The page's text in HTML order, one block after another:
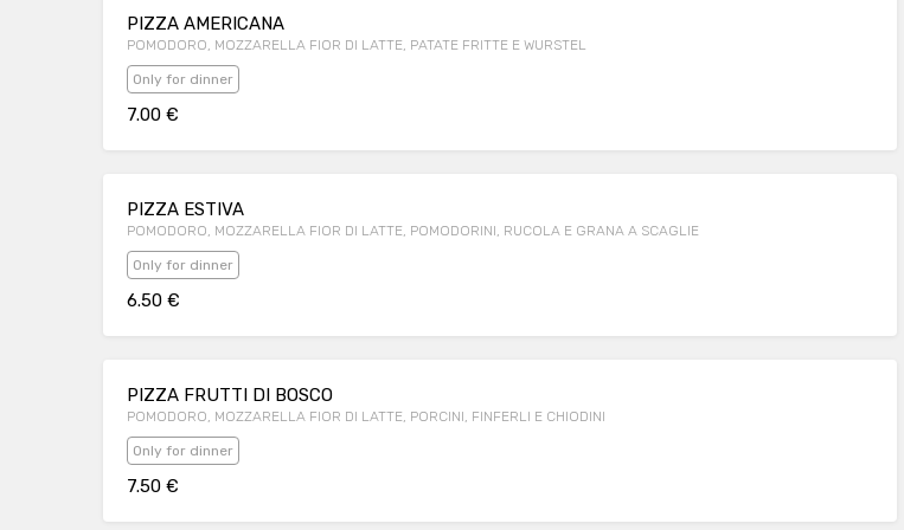
PIZZA AMERICANA
POMODORO, MOZZARELLA FIOR DI LATTE, PATATE FRITTE E WURSTEL
Only for dinner
7.00 €
PIZZA ESTIVA
POMODORO, MOZZARELLA FIOR DI LATTE, POMODORINI, RUCOLA E GRANA A SCAGLIE
Only for dinner
6.50 €
PIZZA FRUTTI DI BOSCO
POMODORO, MOZZARELLA FIOR DI LATTE, PORCINI, FINFERLI E CHIODINI
Only for dinner
7.50 €